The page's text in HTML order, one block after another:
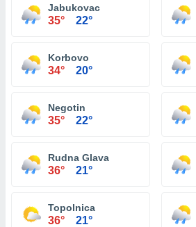
Jabukovac
35° 22°
Korbovo
34° 20°
Negotin
35° 22°
Rudna Glava
36° 21°
Topolnica
36° 21°